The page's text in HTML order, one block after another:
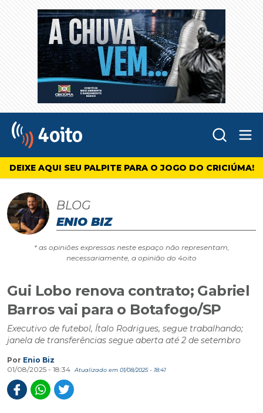
4oito
DEIXE AQUI SEU PALPITE PARA O JOGO DO CRICIÚMA!
BLOG
ENIO BIZ
* as opiniões expressas neste espaço não representam,
necessariamente, a opinião do 4oito
Gui Lobo renova contrato; Gabriel
Barros vai para o Botafogo/SP
Executivo de futebol, Ítalo Rodrigues, segue trabalhando;
janela de transferências segue aberta até 2 de setembro
Por Enio Biz
01/08/2025 - 18:34
Atualizado em 01/08/2025 - 18:41